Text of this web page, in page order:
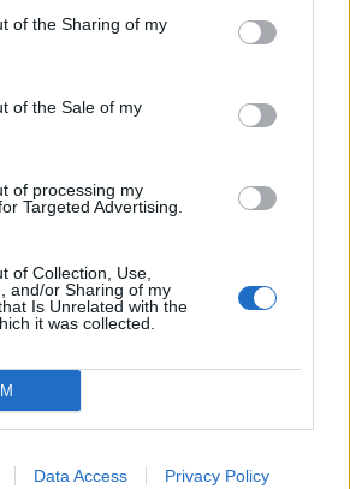
of the Sharing of my
of the Sale of my
of processing my
Targeted Advertising.
of Collection, Use,
and/or Sharing of my
Is Unrelated with the
it was collected.
Data Access Privacy Policy
articolo.
mostrata ai visitatori. Il contenuto di questo
dell'autore e non rappresenta la linea editoriale
ma post inviati dai singoli lettori che
pubblicati senza filtro preventivo. I commenti
a siti esterni verranno rimossi in automatico dal